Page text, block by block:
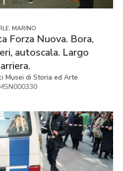
MARINO
Forza Nuova. Bora,
autoscala. Largo
Musei di Storia ed Arte